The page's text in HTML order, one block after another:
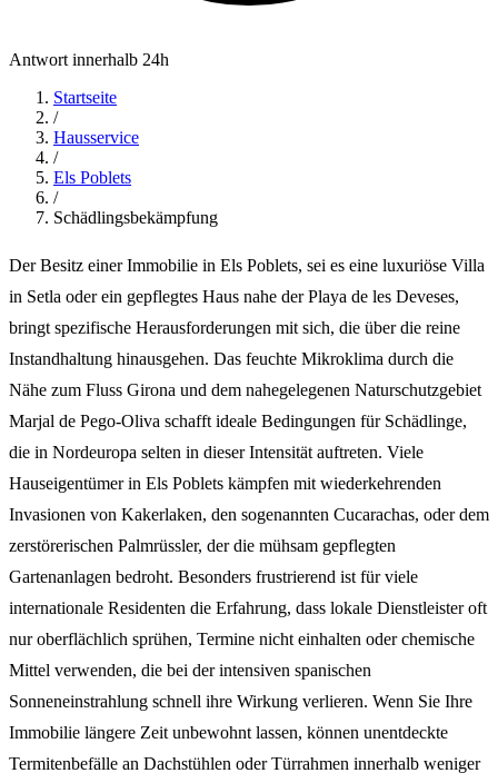
Antwort innerhalb 24h
Startseite
/
Hausservice
/
Els Poblets
/
Schädlingsbekämpfung
Der Besitz einer Immobilie in Els Poblets, sei es eine luxuriöse Villa
in Setla oder ein gepflegtes Haus nahe der Playa de les Deveses,
bringt spezifische Herausforderungen mit sich, die über die reine
Instandhaltung hinausgehen. Das feuchte Mikroklima durch die
Nähe zum Fluss Girona und dem nahegelegenen Naturschutzgebiet
Marjal de Pego-Oliva schafft ideale Bedingungen für Schädlinge,
die in Nordeuropa selten in dieser Intensität auftreten. Viele
Hauseigentümer in Els Poblets kämpfen mit wiederkehrenden
Invasionen von Kakerlaken, den sogenannten Cucarachas, oder dem
zerstörerischen Palmrüssler, der die mühsam gepflegten
Gartenanlagen bedroht. Besonders frustrierend ist für viele
internationale Residenten die Erfahrung, dass lokale Dienstleister oft
nur oberflächlich sprühen, Termine nicht einhalten oder chemische
Mittel verwenden, die bei der intensiven spanischen
Sonneneinstrahlung schnell ihre Wirkung verlieren. Wenn Sie Ihre
Immobilie längere Zeit unbewohnt lassen, können unentdeckte
Termitenbefälle an Dachstühlen oder Türrahmen innerhalb weniger